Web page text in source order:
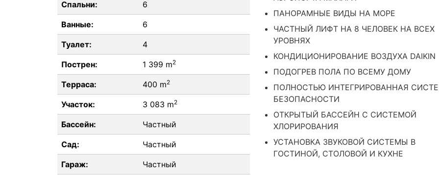
Спальни: 6
Ванные: 6
Туалет: 4
Пострен: 1 399 m2
Терраса: 400 m2
Участок: 3 083 m2
Бассейн: Частный
Сад: Частный
Гараж: Частный
ПАНОРАМНЫЕ ВИДЫ НА МОРЕ
ЧАСТНЫЙ ЛИФТ НА 8 ЧЕЛОВЕК НА ВСЕХ
УРОВНЯХ
КОНДИЦИОНИРОВАНИЕ ВОЗДУХА DAIKIN
ПОДОГРЕВ ПОЛА ПО ВСЕМУ ДОМУ
ПОЛНОСТЬЮ ИНТЕГРИРОВАННАЯ
БЕЗОПАСНОСТИ
ОТКРЫТЫЙ БАССЕЙН С СИСТЕМОЙ
ХЛОРИРОВАНИЯ
УСТАНОВКА ЗВУКОВОЙ СИСТЕМЫ В
ГОСТИНОЙ, СТОЛОВОЙ И КУХНЕ